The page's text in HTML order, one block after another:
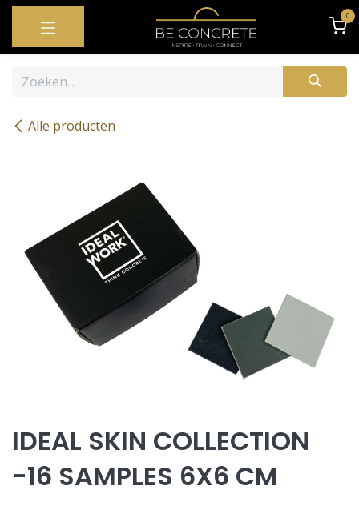
OVERSLAAN NAAR INHOUD 0
Alle producten
IDEAL SKIN COLLECTION
-16 SAMPLES 6X6 CM